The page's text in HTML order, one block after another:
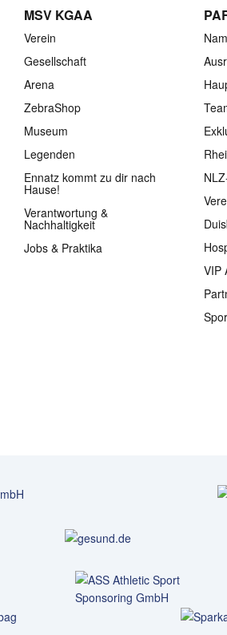
MSV KGAA
Verein
Gesellschaft
Arena
ZebraShop
Museum
Legenden
Ennatz kommt zu dir nach
Hause!
Verantwortung &
Nachhaltigkeit
Jobs & Praktika
VIP